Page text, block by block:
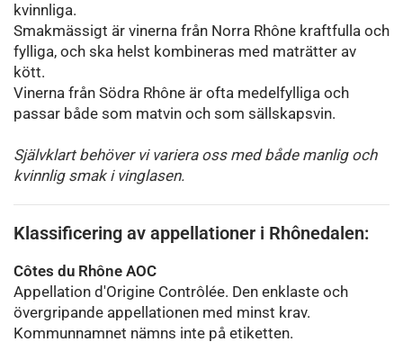
kvinnliga.
Smakmässigt är vinerna från Norra Rhône kraftfulla och
fylliga, och ska helst kombineras med maträtter av
kött.
Vinerna från Södra Rhône är ofta medelfylliga och
passar både som matvin och som sällskapsvin.
Självklart behöver vi variera oss med både manlig och
kvinnlig smak i vinglasen.
Klassificering av appellationer i Rhônedalen:
Côtes du Rhône AOC
Appellation d'Origine Contrôlée. Den enklaste och
övergripande appellationen med minst krav.
Kommunnamnet nämns inte på etiketten.